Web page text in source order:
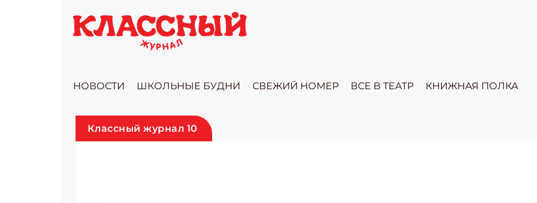
НОВОСТИ ШКОЛЬНЫЕ БУДНИ СВЕЖИЙ НОМЕР ВСЕ В ТЕАТР КНИЖНАЯ ПОЛКА
Классный журнал 10